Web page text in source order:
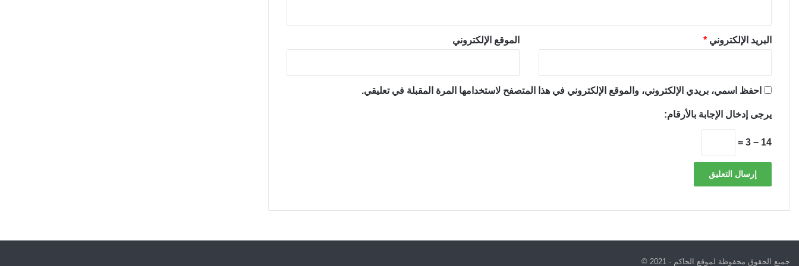
البريد الإلكتروني * الموقع الإلكتروني
احفظ اسمي، بريدي الإلكتروني، والموقع الإلكتروني في هذا المتصفح لاستخدامها المرة المقبلة في تعليقي.
يرجى إدخال الإجابة بالأرقام:
14 − 3 =
جميع الحقوق محفوظة لموقع الحاكم - 2021 ©